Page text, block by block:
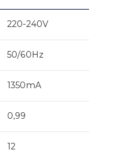
220-240V
50/60Hz
1350mA
0,99
12